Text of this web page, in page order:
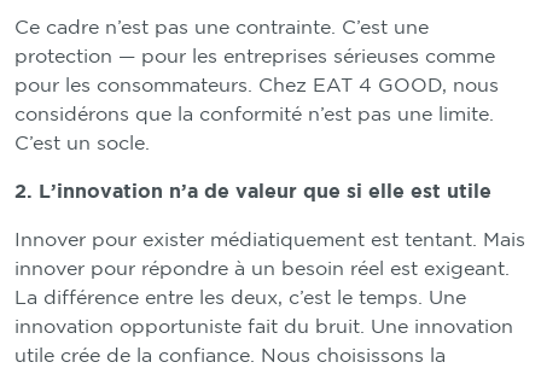
Ce cadre n’est pas une contrainte. C’est une
protection — pour les entreprises sérieuses comme
pour les consommateurs. Chez EAT 4 GOOD, nous
considérons que la conformité n’est pas une limite.
C’est un socle.
2. L’innovation n’a de valeur que si elle est utile
Innover pour exister médiatiquement est tentant. Mais
innover pour répondre à un besoin réel est exigeant.
La différence entre les deux, c’est le temps. Une
innovation opportuniste fait du bruit. Une innovation
utile crée de la confiance. Nous choisissons la